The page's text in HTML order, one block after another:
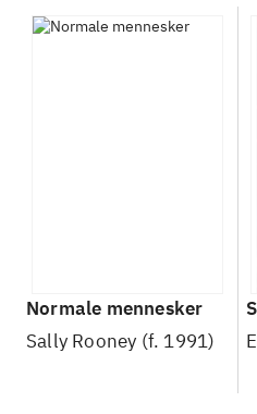
Normale mennesker
Sally Rooney (f. 1991)